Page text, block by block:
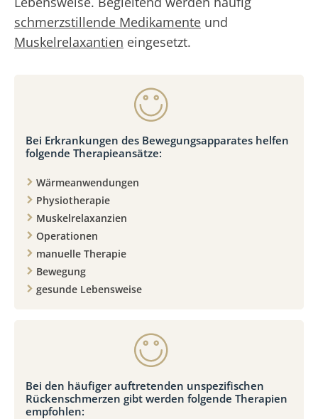
schmerzstillende Medikamente und
Muskelrelaxantien eingesetzt.
Bei Erkrankungen des Bewegungsapparates helfen
folgende Therapieansätze:
Wärmeanwendungen
Physiotherapie
Muskelrelaxanzien
Operationen
manuelle Therapie
Bewegung
gesunde Lebensweise
Bei den häufiger auftretenden unspezifischen
Rückenschmerzen gibt werden folgende Therapien
empfohlen: